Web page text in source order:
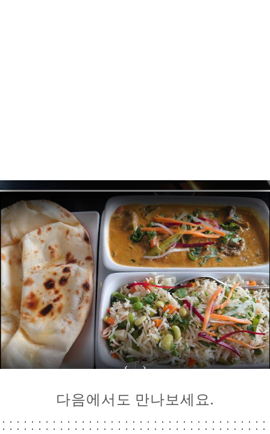
다음에서도 만나보세요.